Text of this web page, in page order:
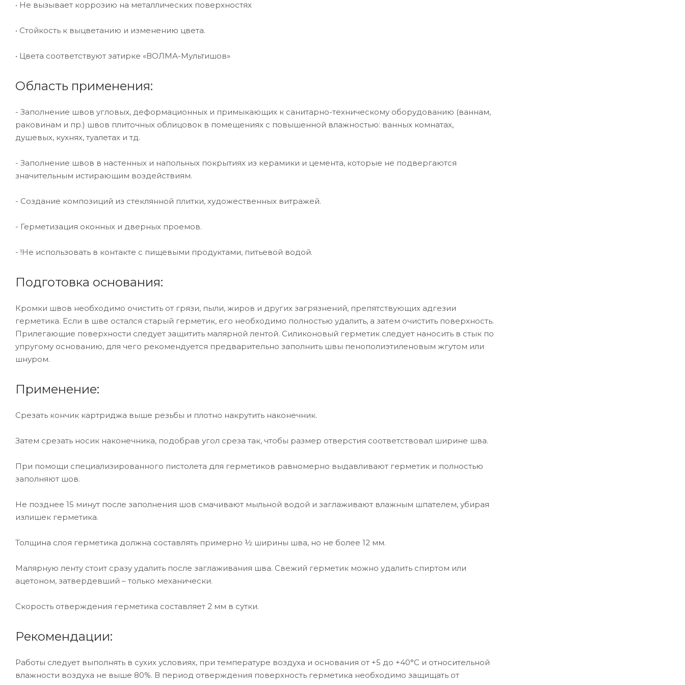
• Не вызывает коррозию на металлических поверхностях
• Стойкость к выцветанию и изменению цвета.
• Цвета соответствуют затирке «ВОЛМА-Мультишов»
Область применения:
- Заполнение швов угловых, деформационных и примыкающих к санитарно-техническому оборудованию (ваннам,
раковинам и пр.) швов плиточных облицовок в помещениях с повышенной влажностью: ванных комнатах,
душевых, кухнях, туалетах и тд.
- Заполнение швов в настенных и напольных покрытиях из керамики и цемента, которые не подвергаются
значительным истирающим воздействиям.
- Создание композиций из стеклянной плитки, художественных витражей.
- Герметизация оконных и дверных проемов.
- !Не использовать в контакте с пищевыми продуктами, питьевой водой.
Подготовка основания:
Кромки швов необходимо очистить от грязи, пыли, жиров и других загрязнений, препятствующих адгезии
герметика. Если в шве остался старый герметик, его необходимо полностью удалить, а затем очистить поверхность.
Прилегающие поверхности следует защитить малярной лентой. Силиконовый герметик следует наносить в стык по
упругому основанию, для чего рекомендуется предварительно заполнить швы пенополиэтиленовым жгутом или
шнуром.
Применение:
Срезать кончик картриджа выше резьбы и плотно накрутить наконечник.
Затем срезать носик наконечника, подобрав угол среза так, чтобы размер отверстия соответствовал ширине шва.
При помощи специализированного пистолета для герметиков равномерно выдавливают герметик и полностью
заполняют шов.
Не позднее 15 минут после заполнения шов смачивают мыльной водой и заглаживают влажным шпателем, убирая
излишек герметика.
Толщина слоя герметика должна составлять примерно ½ ширины шва, но не более 12 мм.
Малярную ленту стоит сразу удалить после заглаживания шва. Свежий герметик можно удалить спиртом или
ацетоном, затвердевший – только механически.
Скорость отверждения герметика составляет 2 мм в сутки.
Рекомендации:
Работы следует выполнять в сухих условиях, при температуре воздуха и основания от +5 до +40°C и относительной
влажности воздуха не выше 80%. В период отверждения поверхность герметика необходимо защищать от